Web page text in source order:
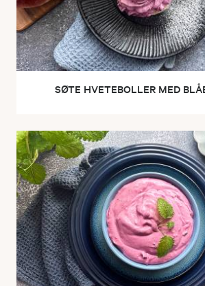
SØTE HVETEBOLLER MED